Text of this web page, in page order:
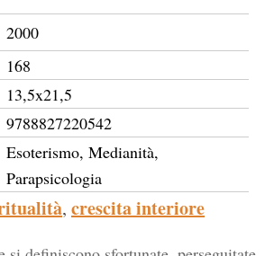
2000
168
13,5x21,5
9788827220542
Esoterismo, Medianità,
Parapsicologia
, crescita interiore